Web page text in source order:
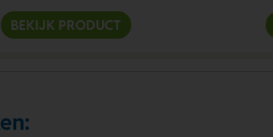
BEKIJK PRODUCT